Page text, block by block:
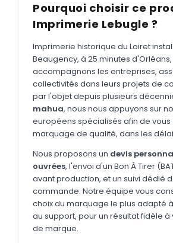
Tee-shirts Nouveau
Polos Nouveau
Sweatshirts
GOODIES
Catalogue complet Nouveau
Bureau & écriture
Sacs & voyages
Verres & déjeuner
Technologie
Vêtements
Outils & porte-clés
Pourquoi choisir ce
Imprimerie Lebugle ?
Imprimerie historique du Loiret
Beaugency, à 25 minutes
accompagnons les entreprises,
collectivités dans leurs projets de
par l'objet depuis plusieurs
mahua, nous nous appuyons sur
européens spécialisés afin de vous
marquage de qualité, dans les
Nous proposons un devis
ouvrées, l'envoi d'un Bon À Tirer
avant production, et un suivi dédié
commande. Notre équipe vous
choix du marquage le plus adapté
au support, pour un résultat fidèle à
de marque.